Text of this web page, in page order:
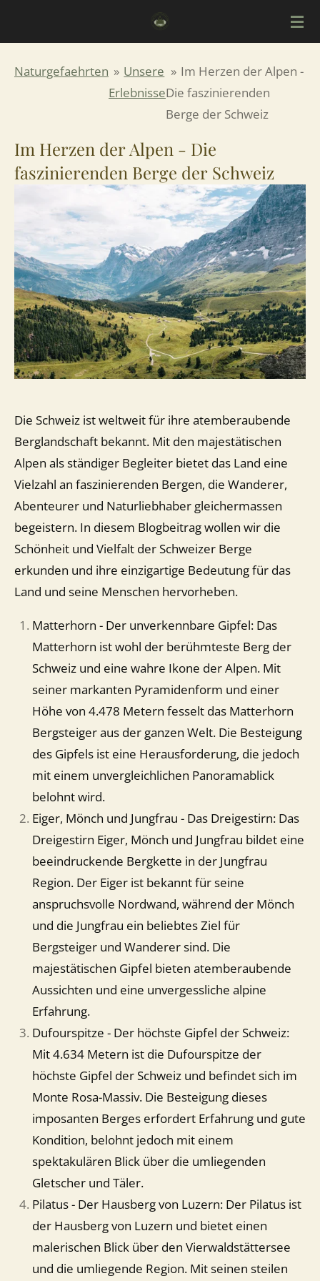
Naturgefaehrten » Unsere
Erlebnisse
» Im Herzen der Alpen -
Die faszinierenden
Berge der Schweiz
Im Herzen der Alpen - Die
faszinierenden Berge der Schweiz
Die Schweiz ist weltweit für ihre atemberaubende
Berglandschaft bekannt. Mit den majestätischen
Alpen als ständiger Begleiter bietet das Land eine
Vielzahl an faszinierenden Bergen, die Wanderer,
Abenteurer und Naturliebhaber gleichermassen
begeistern. In diesem Blogbeitrag wollen wir die
Schönheit und Vielfalt der Schweizer Berge
erkunden und ihre einzigartige Bedeutung für das
Land und seine Menschen hervorheben.
Matterhorn - Der unverkennbare Gipfel: Das
Matterhorn ist wohl der berühmteste Berg der
Schweiz und eine wahre Ikone der Alpen. Mit
seiner markanten Pyramidenform und einer
Höhe von 4.478 Metern fesselt das Matterhorn
Bergsteiger aus der ganzen Welt. Die Besteigung
des Gipfels ist eine Herausforderung, die jedoch
mit einem unvergleichlichen Panoramablick
belohnt wird.
Eiger, Mönch und Jungfrau - Das Dreigestirn: Das
Dreigestirn Eiger, Mönch und Jungfrau bildet eine
beeindruckende Bergkette in der Jungfrau
Region. Der Eiger ist bekannt für seine
anspruchsvolle Nordwand, während der Mönch
und die Jungfrau ein beliebtes Ziel für
Bergsteiger und Wanderer sind. Die
majestätischen Gipfel bieten atemberaubende
Aussichten und eine unvergessliche alpine
Erfahrung.
Dufourspitze - Der höchste Gipfel der Schweiz:
Mit 4.634 Metern ist die Dufourspitze der
höchste Gipfel der Schweiz und befindet sich im
Monte Rosa-Massiv. Die Besteigung dieses
imposanten Berges erfordert Erfahrung und gute
Kondition, belohnt jedoch mit einem
spektakulären Blick über die umliegenden
Gletscher und Täler.
Pilatus - Der Hausberg von Luzern: Der Pilatus ist
der Hausberg von Luzern und bietet einen
malerischen Blick über den Vierwaldstättersee
und die umliegende Region. Mit seinen steilen